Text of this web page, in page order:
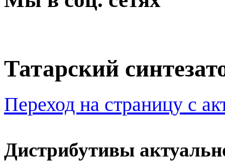
Татарский
Переход на страницу с
Дистрибутивы